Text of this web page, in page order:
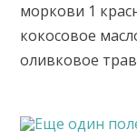
моркови 1
кокосовое
оливковое